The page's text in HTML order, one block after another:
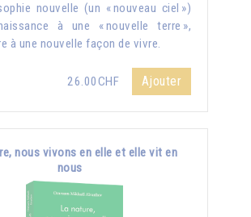
nouvelle (un « nouveau ciel »)
à une « nouvelle terre »,
à une nouvelle façon de vivre.
26.00CHF Ajouter
nous vivons en elle et elle vit en
nous